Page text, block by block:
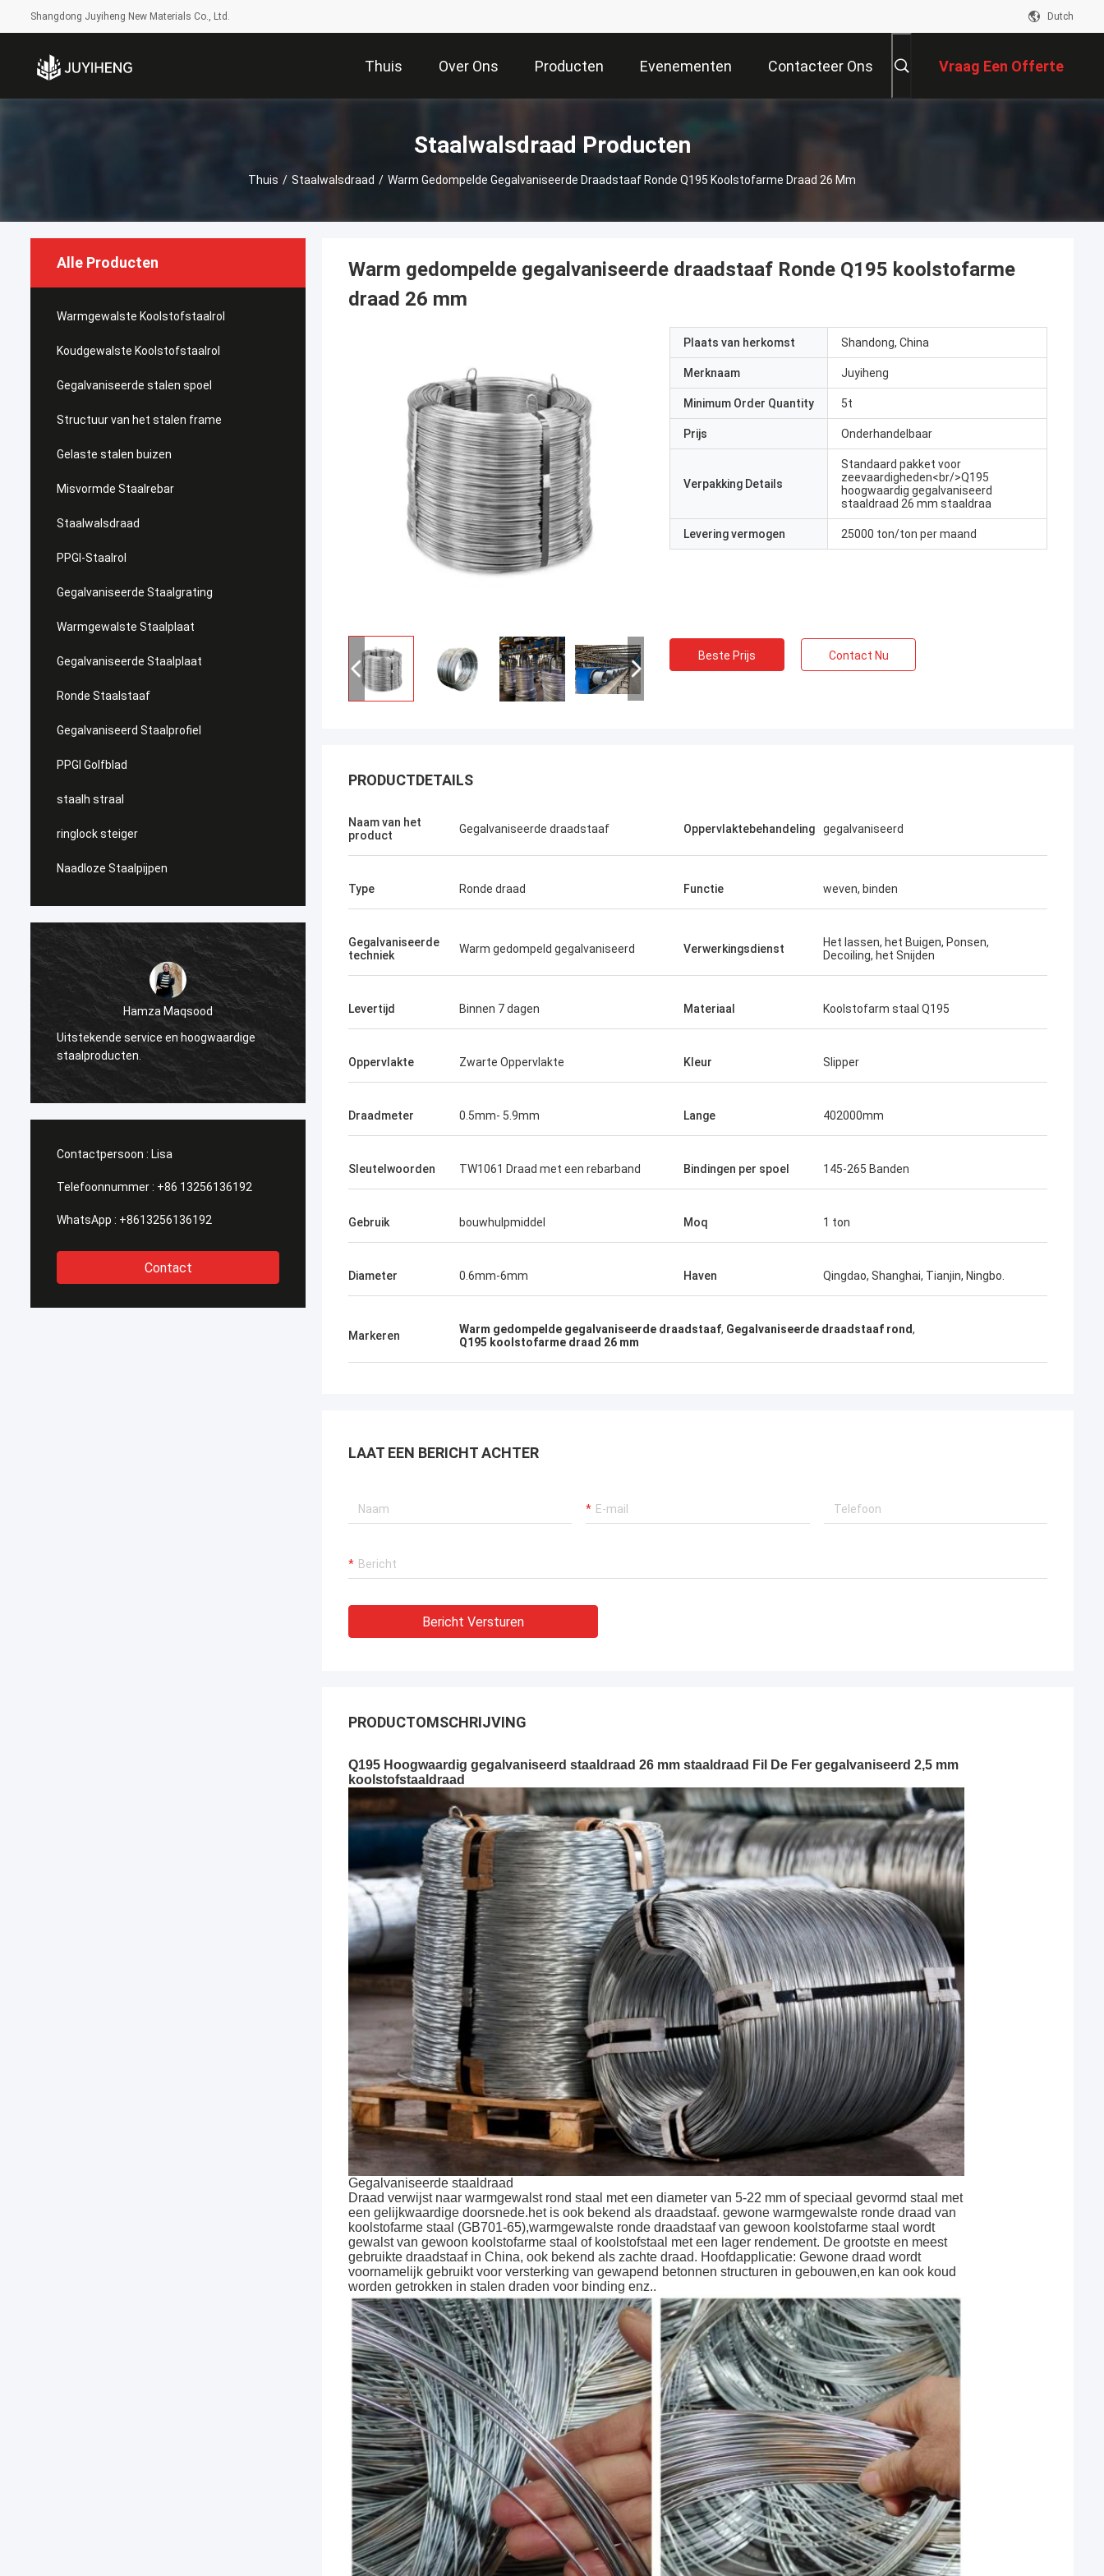
Shangdong Juyiheng New Materials Co., Ltd. Dutch
Thuis Over Ons Producten Evenementen Contacteer Ons Vraag Een Offerte
Staalwalsdraad Producten
Thuis / Staalwalsdraad / Warm Gedompelde Gegalvaniseerde Draadstaaf Ronde Q195 Koolstofarme Draad 26 Mm
Alle Producten
Warmgewalste Koolstofstaalrol
Koudgewalste Koolstofstaalrol
Gegalvaniseerde stalen spoel
Structuur van het stalen frame
Gelaste stalen buizen
Misvormde Staalrebar
Staalwalsdraad
PPGI-Staalrol
Gegalvaniseerde Staalgrating
Warmgewalste Staalplaat
Gegalvaniseerde Staalplaat
Ronde Staalstaaf
Gegalvaniseerd Staalprofiel
PPGI Golfblad
staalh straal
ringlock steiger
Naadloze Staalpijpen
Diana Costa
Geïnspireerd door de sterkte en afwerking
van het staal, perfect voor onze
industriële projecten.
Malcolm Horton
zeer tevreden.
Madison Jackson
kwam op tijd.
Contactpersoon : Lisa
Telefoonnummer : +86 13256136192
WhatsApp : +8613256136192
Contact
Warm gedompelde gegalvaniseerde draadstaaf Ronde Q195 koolstofarme
draad 26 mm
Plaats van herkomst Shandong, China
Merknaam Juyiheng
Minimum Order Quantity 5t
Prijs Onderhandelbaar
Verpakking Details
Standaard pakket voor
zeevaardigheden<br/>Q195
hoogwaardig gegalvaniseerd
staaldraad 26 mm staaldraa
Levering vermogen 25000 ton/ton per maand
Beste Prijs Contact Nu
PRODUCTDETAILS
Naam van het
product
Gegalvaniseerde draadstaaf Oppervlaktebehandeling gegalvaniseerd
Type Ronde draad Functie weven, binden
Gegalvaniseerde
techniek
Warm gedompeld gegalvaniseerd Verwerkingsdienst
Het lassen, het Buigen, Ponsen,
Decoiling, het Snijden
Levertijd Binnen 7 dagen Materiaal Koolstofarm staal Q195
Oppervlakte Zwarte Oppervlakte Kleur Slipper
Draadmeter 0.5mm- 5.9mm Lange 402000mm
Sleutelwoorden TW1061 Draad met een rebarband Bindingen per spoel 145-265 Banden
Gebruik bouwhulpmiddel Moq 1 ton
Diameter 0.6mm-6mm Haven Qingdao, Shanghai, Tianjin, Ningbo.
Markeren Warm gedompelde gegalvaniseerde draadstaaf, Gegalvaniseerde draadstaaf rond,
Q195 koolstofarme draad 26 mm
LAAT EEN BERICHT ACHTER
Bericht Versturen
PRODUCTOMSCHRIJVING
Q195 Hoogwaardig gegalvaniseerd staaldraad 26 mm staaldraad Fil De Fer gegalvaniseerd 2,5 mm
koolstofstaaldraad
Gegalvaniseerde staaldraad
Draad verwijst naar warmgewalst rond staal met een diameter van 5-22 mm of speciaal gevormd staal met
een gelijkwaardige doorsnede.het is ook bekend als draadstaaf. gewone warmgewalste ronde draad van
koolstofarme staal (GB701-65),warmgewalste ronde draadstaaf van gewoon koolstofarme staal wordt
gewalst van gewoon koolstofarme staal of koolstofstaal met een lager rendement. De grootste en meest
gebruikte draadstaaf in China, ook bekend als zachte draad. Hoofdapplicatie: Gewone draad wordt
voornamelijk gebruikt voor versterking van gewapend betonnen structuren in gebouwen,en kan ook koud
worden getrokken in stalen draden voor binding enz..